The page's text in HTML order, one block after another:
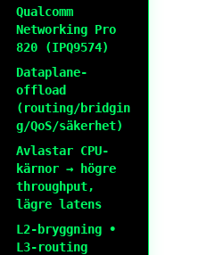
Qualcomm
Networking Pro
820 (IPQ9574)
Dataplane-
offload
(routing/bridgin
g/QoS/säkerhet)
Avlastar CPU-
kärnor → högre
throughput,
lägre latens
L2-bryggning •
L3-routing